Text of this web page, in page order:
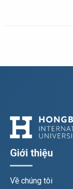
Giới thiệu
Về chúng tôi